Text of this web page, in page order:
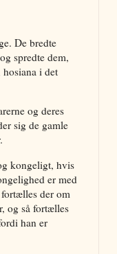
De bredte
spredte dem,
i det
og deres
sig de gamle
kongeligt, hvis
er med
der om
og så fortælles
han er